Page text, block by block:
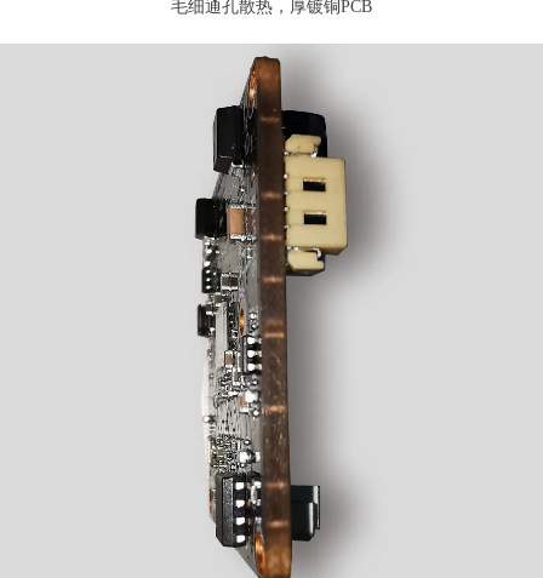
毛细通孔散热，厚镀铜PCB